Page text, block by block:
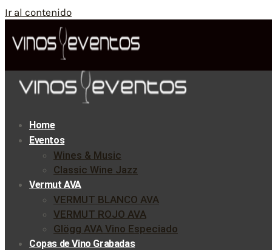
Ir al contenido
Home
Eventos
Wines & Music
Classic Wine Jazz
Vermut AVA
VERMUT BLANCO AVA
VERMUT ROJO AVA
Glögg AVA Vino Especiado
Copas de Vino Grabadas